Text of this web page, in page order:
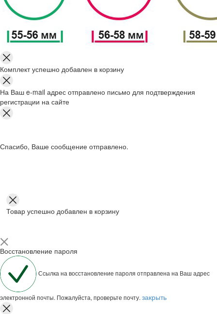
Комплект успешно добавлен в корзину
На Ваш e-mail адрес отправлено письмо для подтверждения
регистрации на сайте
Спасибо, Ваше сообщение отправлено.
Товар успешно добавлен в корзину
Восстановление пароля
Ссылка на восстановление пароля отправлена на Ваш адрес
электронной почты. Пожалуйста, проверьте почту. закрыть